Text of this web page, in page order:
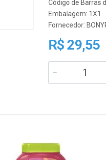
Código de Barras
Embalagem: 1X1
Fornecedor:
R$ 29,55